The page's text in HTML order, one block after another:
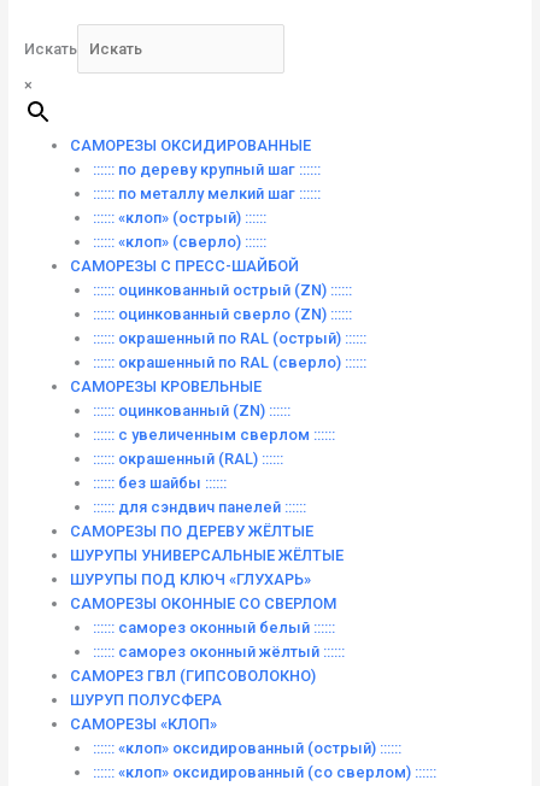
Искать
×
САМОРЕЗЫ ОКСИДИРОВАННЫЕ
:::::: по дереву крупный шаг ::::::
:::::: по металлу мелкий шаг ::::::
:::::: «клоп» (острый) ::::::
:::::: «клоп» (сверло) ::::::
САМОРЕЗЫ С ПРЕСС-ШАЙБОЙ
:::::: оцинкованный острый (ZN) ::::::
:::::: оцинкованный сверло (ZN) ::::::
:::::: окрашенный по RAL (острый) ::::::
:::::: окрашенный по RAL (сверло) ::::::
САМОРЕЗЫ КРОВЕЛЬНЫЕ
:::::: оцинкованный (ZN) ::::::
:::::: с увеличенным сверлом ::::::
:::::: окрашенный (RAL) ::::::
:::::: без шайбы ::::::
:::::: для сэндвич панелей ::::::
САМОРЕЗЫ ПО ДЕРЕВУ ЖЁЛТЫЕ
ШУРУПЫ УНИВЕРСАЛЬНЫЕ ЖЁЛТЫЕ
ШУРУПЫ ПОД КЛЮЧ «ГЛУХАРЬ»
САМОРЕЗЫ ОКОННЫЕ СО СВЕРЛОМ
:::::: саморез оконный белый ::::::
:::::: саморез оконный жёлтый ::::::
САМОРЕЗ ГВЛ (ГИПСОВОЛОКНО)
ШУРУП ПОЛУСФЕРА
САМОРЕЗЫ «КЛОП»
:::::: «клоп» оксидированный (острый) ::::::
:::::: «клоп» оксидированный (со сверлом) ::::::